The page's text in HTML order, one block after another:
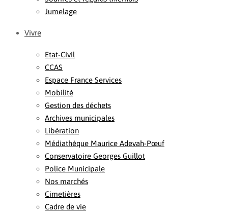
Jumelage
Vivre
Etat-Civil
CCAS
Espace France Services
Mobilité
Gestion des déchets
Archives municipales
Libération
Médiathèque Maurice Adevah-Pœuf
Conservatoire Georges Guillot
Police Municipale
Nos marchés
Cimetières
Cadre de vie